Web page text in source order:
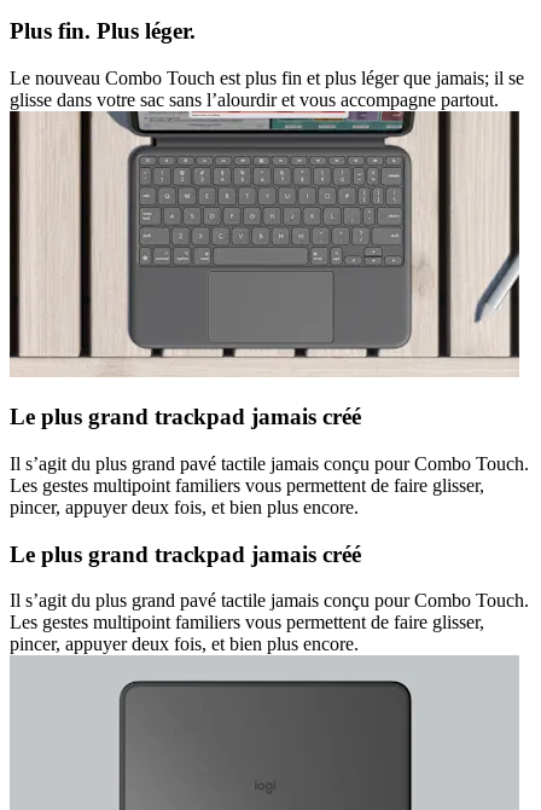
Plus fin. Plus léger.
Le nouveau Combo Touch est plus fin et plus léger que jamais; il se
glisse dans votre sac sans l’alourdir et vous accompagne partout.
Le plus grand trackpad jamais créé
Il s’agit du plus grand pavé tactile jamais conçu pour Combo Touch.
Les gestes multipoint familiers vous permettent de faire glisser,
pincer, appuyer deux fois, et bien plus encore.
Le plus grand trackpad jamais créé
Il s’agit du plus grand pavé tactile jamais conçu pour Combo Touch.
Les gestes multipoint familiers vous permettent de faire glisser,
pincer, appuyer deux fois, et bien plus encore.